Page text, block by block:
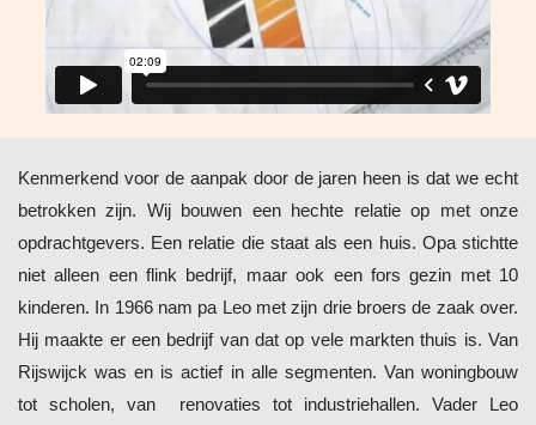
Kenmerkend voor de aanpak door de jaren heen is dat we echt
betrokken zijn. Wij bouwen een hechte relatie op met onze
opdrachtgevers. Een relatie die staat als een huis. Opa stichtte
niet alleen een flink bedrijf, maar ook een fors gezin met 10
kinderen. In 1966 nam pa Leo met zijn drie broers de zaak over.
Hij maakte er een bedrijf van dat op vele markten thuis is. Van
Rijswijck was en is actief in alle segmenten. Van woningbouw
tot scholen, van renovaties tot industriehallen. Vader Leo